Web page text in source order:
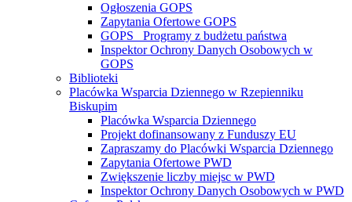
Ogłoszenia GOPS
Zapytania Ofertowe GOPS
GOPS_ Programy z budżetu państwa
Inspektor Ochrony Danych Osobowych w
GOPS
Biblioteki
Placówka Wsparcia Dziennego w Rzepienniku
Biskupim
Placówka Wsparcia Dziennego
Projekt dofinansowany z Funduszy EU
Zapraszamy do Placówki Wsparcia Dziennego
Zapytania Ofertowe PWD
Zwiększenie liczby miejsc w PWD
Inspektor Ochrony Danych Osobowych w PWD